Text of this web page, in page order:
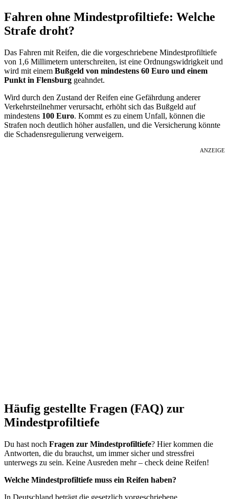
Fahren ohne Mindestprofiltiefe: Welche
Strafe droht?
Das Fahren mit Reifen, die die vorgeschriebene Mindestprofiltiefe
von 1,6 Millimetern unterschreiten, ist eine Ordnungswidrigkeit und
wird mit einem Bußgeld von mindestens 60 Euro und einem
Punkt in Flensburg geahndet.
Wird durch den Zustand der Reifen eine Gefährdung anderer
Verkehrsteilnehmer verursacht, erhöht sich das Bußgeld auf
mindestens 100 Euro. Kommt es zu einem Unfall, können die
Strafen noch deutlich höher ausfallen, und die Versicherung könnte
die Schadensregulierung verweigern.
ANZEIGE
Häufig gestellte Fragen (FAQ) zur
Mindestprofiltiefe
Du hast noch Fragen zur Mindestprofiltiefe? Hier kommen die
Antworten, die du brauchst, um immer sicher und stressfrei
unterwegs zu sein. Keine Ausreden mehr – check deine Reifen!
Welche Mindestprofiltiefe muss ein Reifen haben?
In Deutschland beträgt die gesetzlich vorgeschriebene